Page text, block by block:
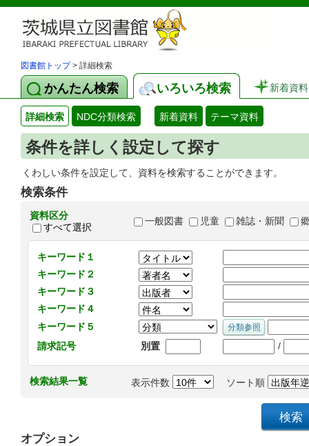
図書館トップ> 詳細検索
かんたん検索 いろいろ検索 新着資料
詳細検索 NDC分類検索 新着資料 テーマ資料
条件を詳しく設定して探す
くわしい条件を設定して、資料を検索することができます。
検索条件
資料区分
すべて選択
一般図書 児童 雑誌・新聞
キーワード１
キーワード２
キーワード３
キーワード４
キーワード５
請求記号
別置 /
検索結果一覧 表示件数 ソート順
オプション